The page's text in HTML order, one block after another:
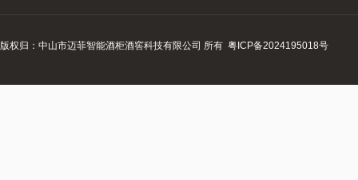
版权归：中山市迈菲智能酒柜酒窖科技有限公司 所有 粤ICP备2024195018号